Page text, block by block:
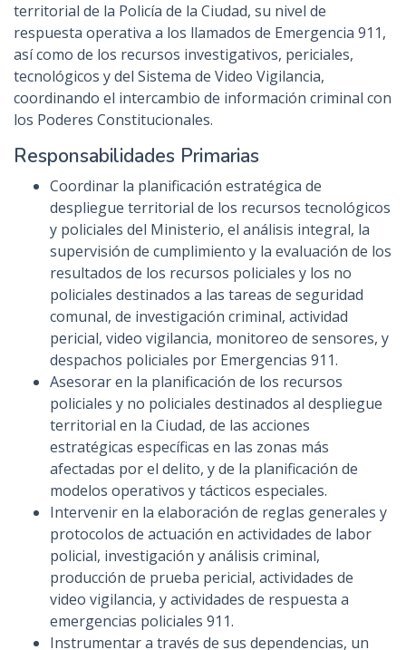
territorial de la Policía de la Ciudad, su nivel de
respuesta operativa a los llamados de Emergencia 911,
así como de los recursos investigativos, periciales,
tecnológicos y del Sistema de Video Vigilancia,
coordinando el intercambio de información criminal con
los Poderes Constitucionales.
Responsabilidades Primarias
Coordinar la planificación estratégica de
despliegue territorial de los recursos tecnológicos
y policiales del Ministerio, el análisis integral, la
supervisión de cumplimiento y la evaluación de los
resultados de los recursos policiales y los no
policiales destinados a las tareas de seguridad
comunal, de investigación criminal, actividad
pericial, video vigilancia, monitoreo de sensores, y
despachos policiales por Emergencias 911.
Asesorar en la planificación de los recursos
policiales y no policiales destinados al despliegue
territorial en la Ciudad, de las acciones
estratégicas específicas en las zonas más
afectadas por el delito, y de la planificación de
modelos operativos y tácticos especiales.
Intervenir en la elaboración de reglas generales y
protocolos de actuación en actividades de labor
policial, investigación y análisis criminal,
producción de prueba pericial, actividades de
video vigilancia, y actividades de respuesta a
emergencias policiales 911.
Instrumentar a través de sus dependencias, un